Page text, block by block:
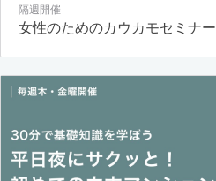
隔週開催
女性のためのカウカモセミナー